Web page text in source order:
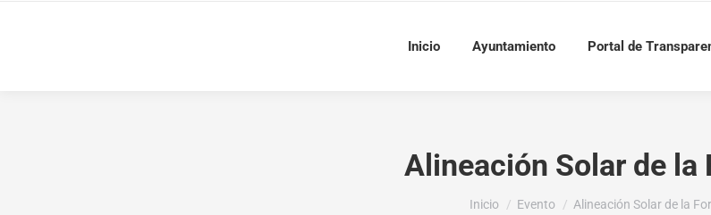
Inicio Ayuntamiento Portal de
Alineación Solar de la
Estás aquí:
Inicio Evento Alineación Solar de la